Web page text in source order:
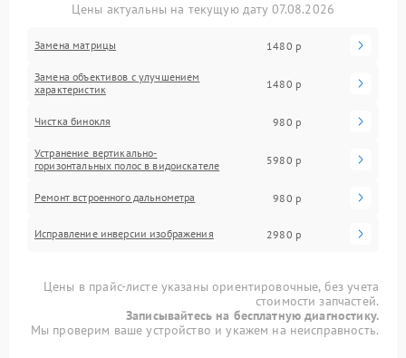
Цены актуальны на текущую дату 07.08.2026
Замена матрицы 1480 р
Замена объективов с улучшением
характеристик
1480 р
Чистка бинокля 980 р
Устранение вертикально-
горизонтальных полос в видоискателе
5980 р
Ремонт встроенного дальнометра 980 р
Исправление инверсии изображения 2980 р
Цены в прайс-листе указаны ориентировочные, без учета
стоимости запчастей.
Записывайтесь на бесплатную диагностику.
Мы проверим ваше устройство и укажем на неисправность.